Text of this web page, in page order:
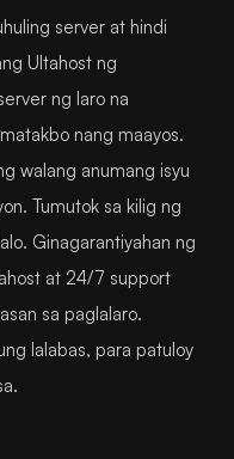
server at hindi
Ultahost ng
ng laro na
nang maayos.
walang anumang isyu
Tumutok sa kilig ng
Ginagarantiyahan ng
at 24/7 support
sa paglalaro.
lalabas, para patuloy